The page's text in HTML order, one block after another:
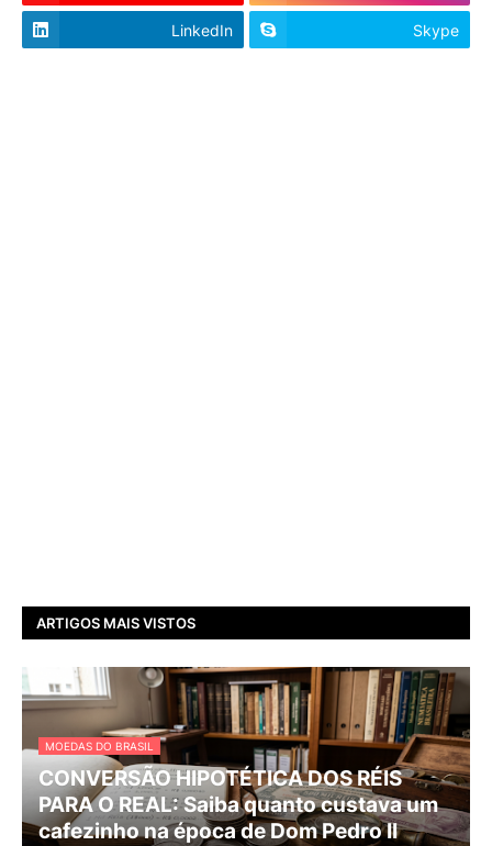
LinkedIn Skype
ARTIGOS MAIS VISTOS
MOEDAS DO BRASIL
CONVERSÃO HIPOTÉTICA DOS RÉIS
PARA O REAL: Saiba quanto custava um
cafezinho na época de Dom Pedro II